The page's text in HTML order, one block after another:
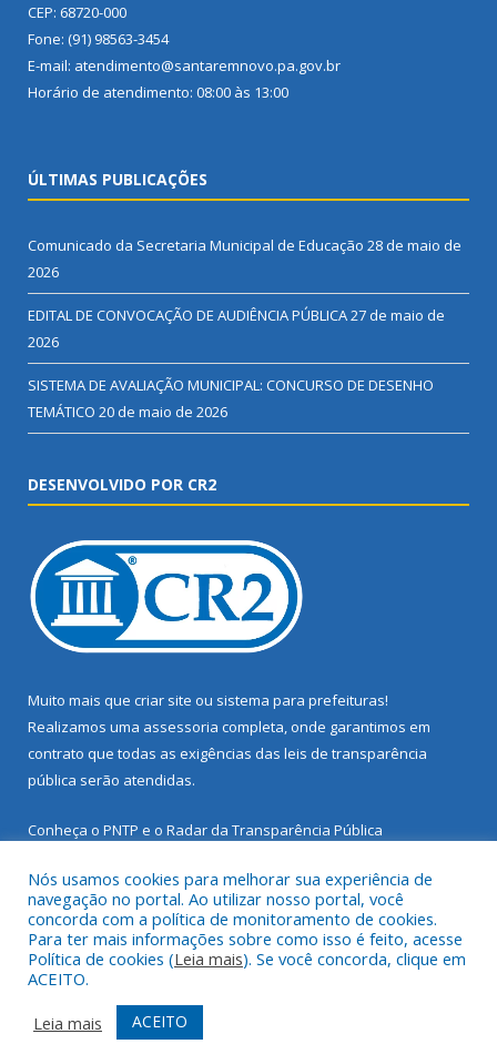
CEP: 68720-000
Fone: (91) 98563-3454
E-mail: atendimento@santaremnovo.pa.gov.br
Horário de atendimento: 08:00 às 13:00
ÚLTIMAS PUBLICAÇÕES
Comunicado da Secretaria Municipal de Educação 28 de maio de
2026
EDITAL DE CONVOCAÇÃO DE AUDIÊNCIA PÚBLICA27 de maio de
2026
SISTEMA DE AVALIAÇÃO MUNICIPAL: CONCURSO DE DESENHO
TEMÁTICO 20 de maio de 2026
DESENVOLVIDO POR CR2
Muito mais que criar site ou sistema para prefeituras!
Realizamos uma assessoria completa, onde garantimos em
contrato que todas as exigências das leis de transparência
pública serão atendidas.
Conheça o PNTP e o Radar da Transparência Pública
Todos os direitos reservados a Prefeitura Municipal de Santarém
Novo.
Mapa do Site
Acessar Área Administrativa
Nós usamos cookies para melhorar sua experiência de
navegação no portal. Ao utilizar nosso portal, você
concorda com a política de monitoramento de cookies.
Para ter mais informações sobre como isso é feito, acesse
Política de cookies (Leia mais). Se você concorda, clique em
ACEITO.
Leia mais
ACEITO